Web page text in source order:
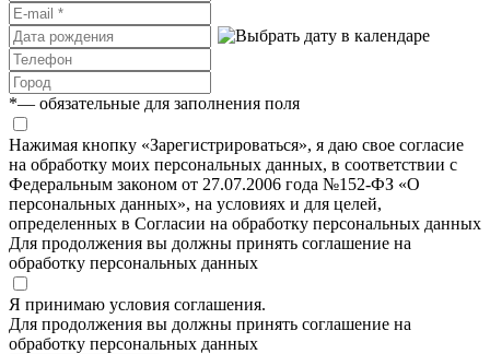
*— обязательные для заполнения поля
Нажимая кнопку «Зарегистрироваться», я даю свое согласие
на обработку моих персональных данных, в соответствии с
Федеральным законом от 27.07.2006 года №152-ФЗ «О
персональных данных», на условиях и для целей,
определенных в Согласии на обработку персональных данных
Для продолжения вы должны принять соглашение на
обработку персональных данных
Я принимаю условия соглашения.
Для продолжения вы должны принять соглашение на
обработку персональных данных